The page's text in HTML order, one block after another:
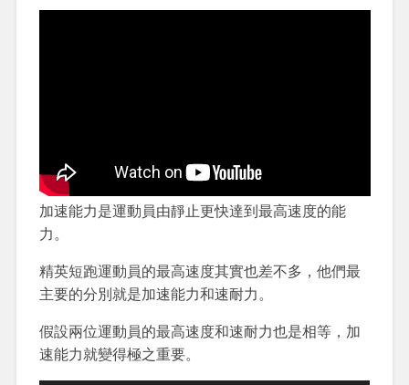
加速能力是運動員由靜止更快達到最高速度的能
力。
精英短跑運動員的最高速度其實也差不多，他們最
主要的分別就是加速能力和速耐力。
假設兩位運動員的最高速度和速耐力也是相等，加
速能力就變得極之重要。